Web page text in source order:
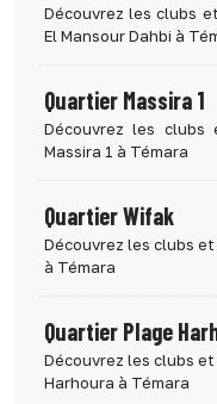
Découvrez les clubs
El Mansour Dahbi à
Quartier Massira 1
Découvrez les
Massira 1 à Témara
Quartier Wifak
Découvrez les clubs
à Témara
Quartier Plage
Découvrez les clubs
Harhoura à Témara